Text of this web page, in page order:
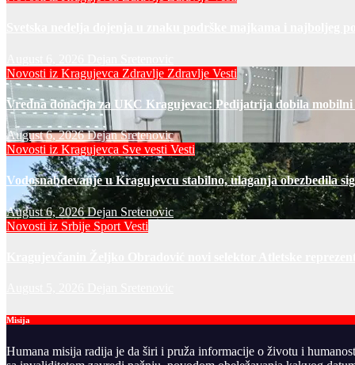
Novosti iz Kragujevca Zdravlje Zdravlje Vesti
Vredna donacija za UKC Kragujevac: Pedijatrija dobila
August 6, 2026Dejan Sretenovic
Novosti iz Kragujevca Sve vesti Vesti
Vodosnabdevanje u Kragujevcu stabilno, ulaganja obezbedila
August 6, 2026Dejan Sretenovic
Novosti iz Srbije Sport Vesti
Misija
Humana misija radija je da širi i pruža informacije o životu i